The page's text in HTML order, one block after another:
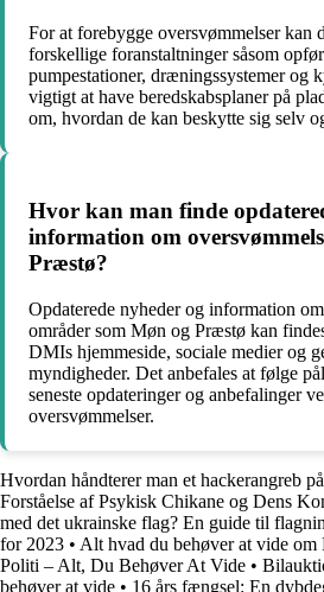
For at forebygge oversvømmelser kan
forskellige foranstaltninger såsom
pumpestationer, dræningssystemer og
vigtigt at have beredskabsplaner på
om, hvordan de kan beskytte sig selv
Hvor kan man finde
information om
Præstø?
Opdaterede nyheder og information
områder som Møn og Præstø kan
DMIs hjemmeside, sociale medier og
myndigheder. Det anbefales at følge
seneste opdateringer og anbefalinger
oversvømmelser.
Hvordan håndterer man et hackerangreb
Forståelse af Psykisk Chikane og Dens
med det ukrainske flag? En guide til
for 2023 • Alt hvad du behøver at vide om
Politi – Alt, Du Behøver At Vide •
behøver at vide • 16 års fængsel: En